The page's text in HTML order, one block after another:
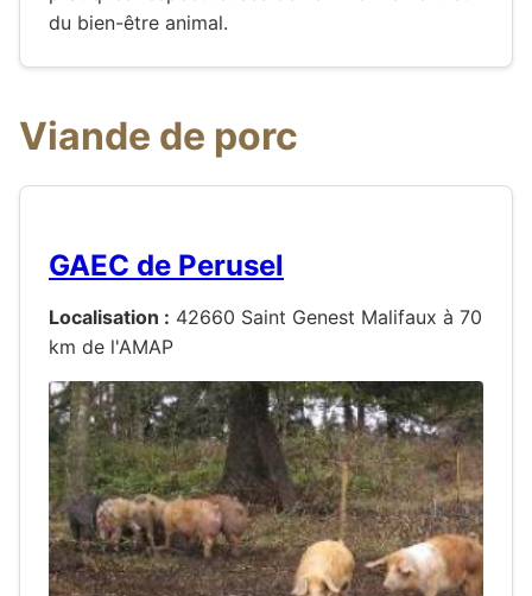
du bien-être animal.
Viande de porc
GAEC de Perusel
Localisation : 42660 Saint Genest Malifaux à 70
km de l'AMAP